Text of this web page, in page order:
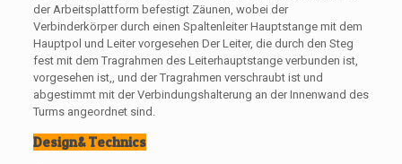
der Arbeitsplattform befestigt Zäunen, wobei der
Verbinderkörper durch einen Spaltenleiter Hauptstange mit dem
Hauptpol und Leiter vorgesehen Der Leiter, die durch den Steg
fest mit dem Tragrahmen des Leiterhauptstange verbunden ist,
vorgesehen ist,, und der Tragrahmen verschraubt ist und
abgestimmt mit der Verbindungshalterung an der Innenwand des
Turms angeordnet sind.
Design& Technics